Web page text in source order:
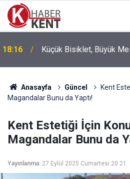
18:16 Küçük Bisiklet, Büyük
Anasayfa Güncel
Kent
Magandalar Bunu da Yaptı!
Kent Estetiği İçin
Magandalar Bunu da
Yayınlanma: 27 Eylül 2025 Cumartesi 20:21